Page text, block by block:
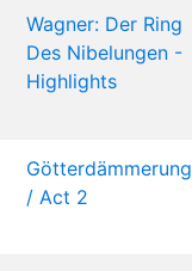
Wagner: Der Ring
Des Nibelungen -
Highlights
Götterdämmerung
/ Act 2